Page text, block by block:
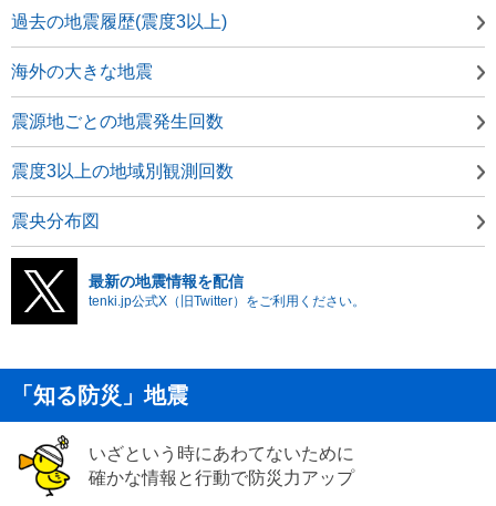
過去の地震履歴(震度3以上)
海外の大きな地震
震源地ごとの地震発生回数
震度3以上の地域別観測回数
震央分布図
最新の地震情報を配信
tenki.jp公式X（旧Twitter）をご利用ください。
「知る防災」地震
いざという時にあわてないために
確かな情報と行動で防災力アップ